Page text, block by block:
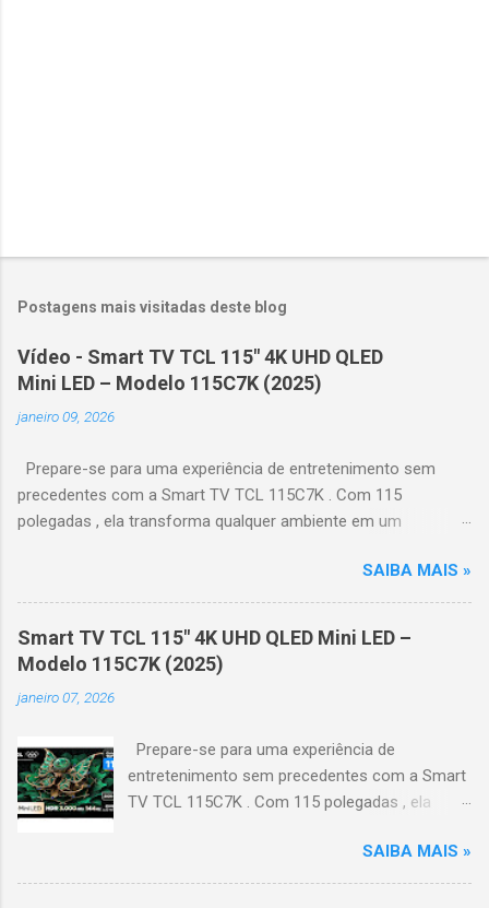
Postagens mais visitadas deste blog
Vídeo - Smart TV TCL 115" 4K UHD QLED
Mini LED – Modelo 115C7K (2025)
janeiro 09, 2026
Prepare-se para uma experiência de entretenimento sem
precedentes com a Smart TV TCL 115C7K . Com 115
polegadas , ela transforma qualquer ambiente em um
e realistas. 🌟 Destaques do produto Tela QLED Mini LED 115” :
controle de iluminação preciso, brilho intenso e cores
vibrantes. Resolução 4K UHD : detalhes impressionantes e
contraste profundo em cada cena. Processador AiPQ :
desempenho otimizado para imagens e movimentos fluidos.
Taxa de atualização nativa de 144Hz (até 240Hz com DLG) :
imediata. Google TV integrado : interface intuitiva,
recomendações personalizadas e acesso a aplicativos como
YouTube, Netflix, Disney+, Prime Video, HBO Max e muito mais.
navegação. 📐 Design e dimensões Largura: 256,6 cm | Altura:
153,8 cm | Profundidade: 44,5 cm Peso: 99,8 kg (229,3 kg com
SAIBA MAIS »
Smart TV TCL 115" 4K UHD QLED Mini LED –
Modelo 115C7K (2025)
janeiro 07, 2026
Prepare-se para uma experiência de
entretenimento sem precedentes com a Smart
TV TCL 115C7K . Com 115 polegadas , ela
verdadeiro cinema particular, oferecendo
imagens grandiosas e realistas. 🌟 Destaques
SAIBA MAIS »